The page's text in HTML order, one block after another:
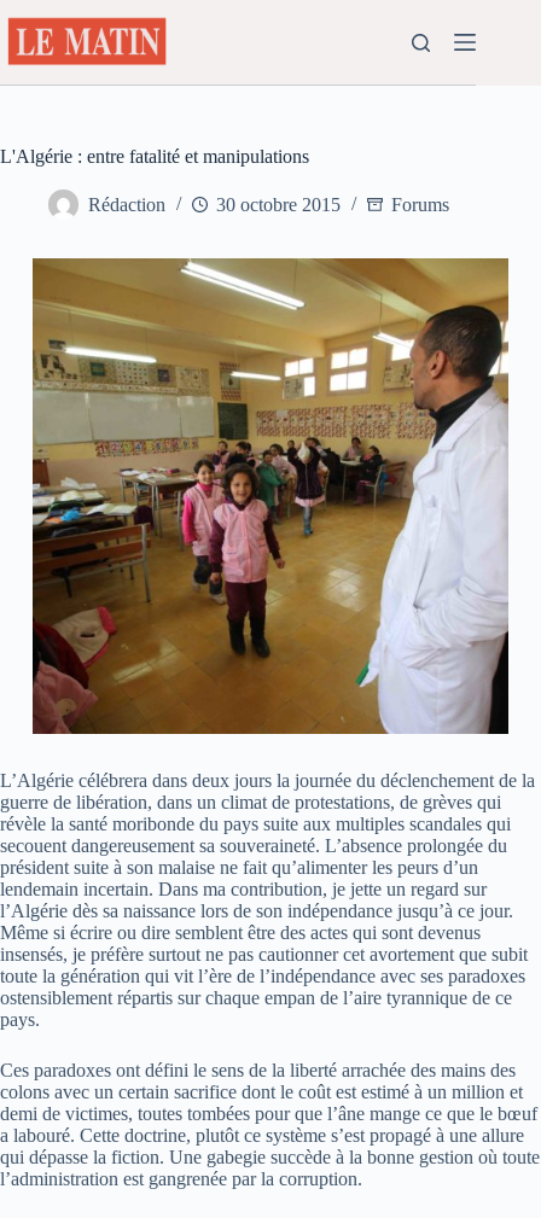
au
contenu
L'Algérie : entre fatalité et manipulations
Rédaction 30 octobre 2015 Forums
L’Algérie célébrera dans deux jours la journée du déclenchement de la
guerre de libération, dans un climat de protestations, de grèves qui
révèle la santé moribonde du pays suite aux multiples scandales qui
secouent dangereusement sa souveraineté. L’absence prolongée du
président suite à son malaise ne fait qu’alimenter les peurs d’un
lendemain incertain. Dans ma contribution, je jette un regard sur
l’Algérie dès sa naissance lors de son indépendance jusqu’à ce jour.
Même si écrire ou dire semblent être des actes qui sont devenus
insensés, je préfère surtout ne pas cautionner cet avortement que subit
toute la génération qui vit l’ère de l’indépendance avec ses paradoxes
ostensiblement répartis sur chaque empan de l’aire tyrannique de ce
pays.
Ces paradoxes ont défini le sens de la liberté arrachée des mains des
colons avec un certain sacrifice dont le coût est estimé à un million et
demi de victimes, toutes tombées pour que l’âne mange ce que le bœuf
a labouré. Cette doctrine, plutôt ce système s’est propagé à une allure
qui dépasse la fiction. Une gabegie succède à la bonne gestion où toute
l’administration est gangrenée par la corruption.